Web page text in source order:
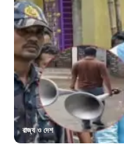
রাজ্য ও দেশ